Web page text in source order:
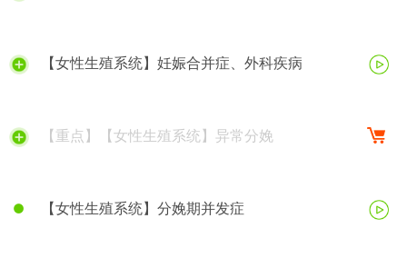
【女性生殖系统】妊娠合并症、外科疾病
【重点】【女性生殖系统】异常分娩
【女性生殖系统】分娩期并发症